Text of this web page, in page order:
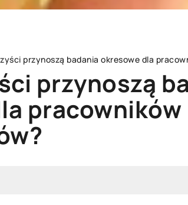
przynoszą badania okresowe dla
przynoszą
pracowników